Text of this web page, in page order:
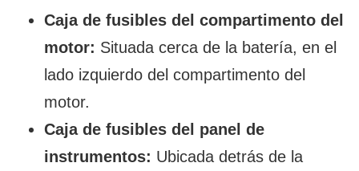
Caja de fusibles del compartimento del
motor: Situada cerca de la batería, en el
lado izquierdo del compartimento del
motor.
Caja de fusibles del panel de
instrumentos: Ubicada detrás de la